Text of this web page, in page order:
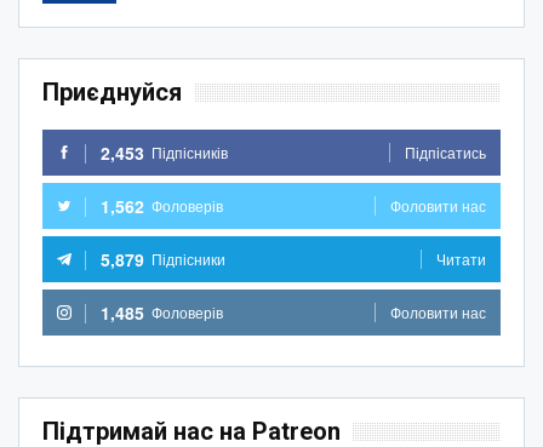
Приєднуйся
2,453 Підпісників Підпісатись
1,562 Фоловерів Фоловити нас
5,879 Підпісники Читати
1,485 Фоловерів Фоловити нас
Підтримай нас на Patreon